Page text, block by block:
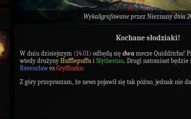
Wykaligrafowane przez Nieznanydnia
Kochane słodziaki!
W dniu dzisiejszym (14.01) odbędą się dwa mecze Quidditcha!
wtedy drużynyHufflepuffu i Slytherinu. Drugi natomiast będzie
Ravenclawvs Gryffindor.
Z góry przepraszam, że news pojawił się tak późno, jednak nie